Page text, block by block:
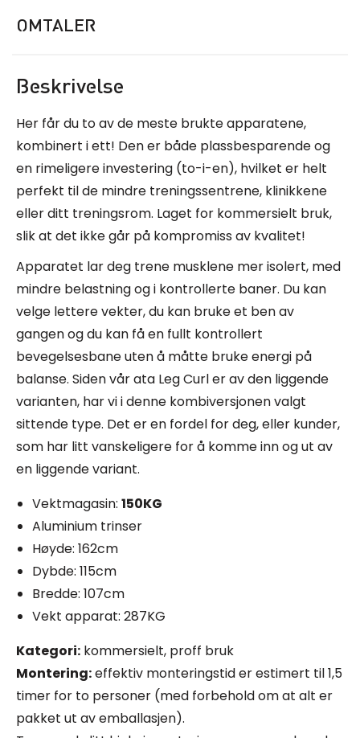
OMTALER
Beskrivelse
Her får du to av de meste brukte apparatene,
kombinert i ett! Den er både plassbesparende og
en rimeligere investering (to-i-en), hvilket er helt
perfekt til de mindre treningssentrene, klinikkene
eller ditt treningsrom. Laget for kommersielt bruk,
slik at det ikke går på kompromiss av kvalitet!
Apparatet lar deg trene musklene mer isolert, med
mindre belastning og i kontrollerte baner. Du kan
velge lettere vekter, du kan bruke et ben av
gangen og du kan få en fullt kontrollert
bevegelsesbane uten å måtte bruke energi på
balanse. Siden vår ata Leg Curl er av den liggende
varianten, har vi i denne kombiversjonen valgt
sittende type. Det er en fordel for deg, eller kunder,
som har litt vanskeligere for å komme inn og ut av
en liggende variant.
Vektmagasin: 150KG
Aluminium trinser
Høyde: 162cm
Dybde: 115cm
Bredde: 107cm
Vekt apparat: 287KG
Kategori: kommersielt, proff bruk
Montering:effektiv monteringstid er estimert til 1,5
timer for to personer (med forbehold om at alt er
pakket ut av emballasjen).